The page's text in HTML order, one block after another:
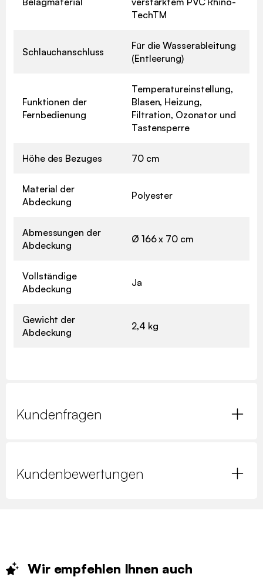
TechTM
Schlauchanschluss
Für die Wasserableitung
(Entleerung)
Funktionen der
Fernbedienung
Temperatureinstellung,
Blasen, Heizung,
Filtration, Ozonator und
Tastensperre
Höhe des Bezuges 70 cm
Material der
Abdeckung
Polyester
Abmessungen der
Abdeckung
Ø 166 x 70 cm
Vollständige
Abdeckung
Ja
Gewicht der
Abdeckung
2,4 kg
Kundenfragen
Kundenbewertungen
Wir empfehlen Ihnen auch